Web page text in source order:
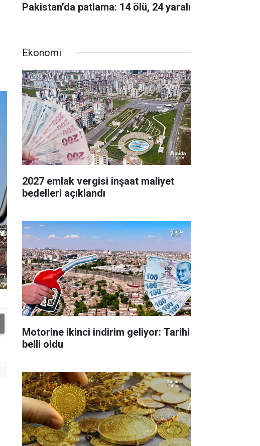
Pakistan’da patlama: 14 ölü, 24 yaralı
Ekonomi
2027 emlak vergisi inşaat maliyet
bedelleri açıklandı
Motorine ikinci indirim geliyor: Tarihi
belli oldu